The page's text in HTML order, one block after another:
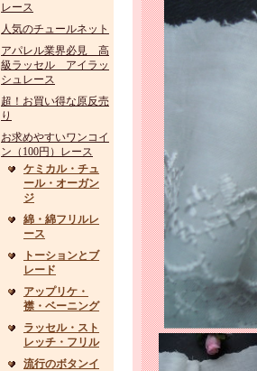
レース
人気のチュールネット
アパレル業界必見 高
級ラッセル アイラッ
シュレース
超！お買い得な原反売
り
お求めやすいワンコイ
ン（100円）レース
ケミカル・チュ
ール・オーガン
ジ
綿・綿フリルレ
ース
トーションとブ
レード
アップリケ・
襟・ベーニング
ラッセル・スト
レッチ・フリル
流行のボタンイ